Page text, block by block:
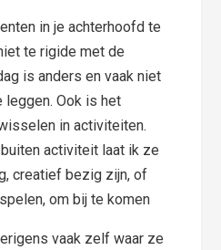
in je achterhoofd te
te rigide met de
is anders en vaak niet
leggen. Ook is het
in activiteiten.
activiteit laat ik ze
creatief bezig zijn, of
om bij te komen
vaak zelf waar ze